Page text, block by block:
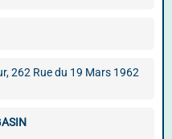
262 Rue du 19 Mars 1962